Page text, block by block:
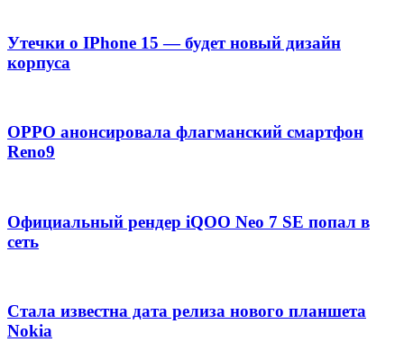
Утечки о IPhone 15 — будет новый дизайн
корпуса
OPPO анонсировала флагманский смартфон
Reno9
Официальный рендер iQOO Neo 7 SE попал в
сеть
Стала известна дата релиза нового планшета
Nokia